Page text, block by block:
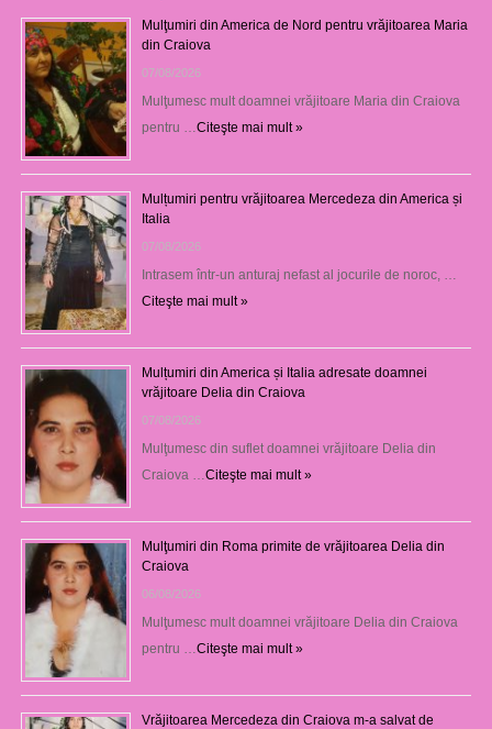
Mulţumiri din America de Nord pentru vrăjitoarea Maria
din Craiova
07/08/2026
Mulţumesc mult doamnei vrăjitoare Maria din Craiova
pentru … Citeşte mai mult »
Mulțumiri pentru vrăjitoarea Mercedeza din America și
Italia
07/08/2026
Intrasem într-un anturaj nefast al jocurile de noroc, …
Citeşte mai mult »
Mulțumiri din America și Italia adresate doamnei
vrăjitoare Delia din Craiova
07/08/2026
Mulţumesc din suflet doamnei vrăjitoare Delia din
Craiova … Citeşte mai mult »
Mulţumiri din Roma primite de vrăjitoarea Delia din
Craiova
06/08/2026
Mulţumesc mult doamnei vrăjitoare Delia din Craiova
pentru … Citeşte mai mult »
Vrăjitoarea Mercedeza din Craiova m-a salvat de